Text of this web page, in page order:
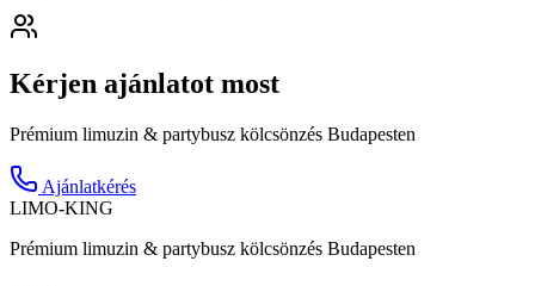
Kérjen ajánlatot most
Prémium limuzin & partybusz kölcsönzés Budapesten
Ajánlatkérés
LIMO-KING
Prémium limuzin & partybusz kölcsönzés Budapesten